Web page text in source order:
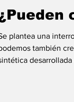
plantea una
también
desarrollada